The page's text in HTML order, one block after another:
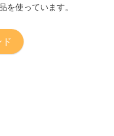
を使っています。